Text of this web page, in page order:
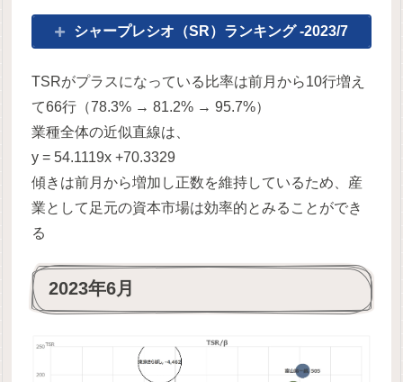
シャープレシオ（SR）ランキング -2023/7
TSRがプラスになっている比率は前月から10行増え
て66行（78.3% → 81.2% → 95.7%）
業種全体の近似直線は、
y = 54.1119x +70.3329
傾きは前月から増加し正数を維持しているため、産
業として足元の資本市場は効率的とみることができ
る
2023年6月